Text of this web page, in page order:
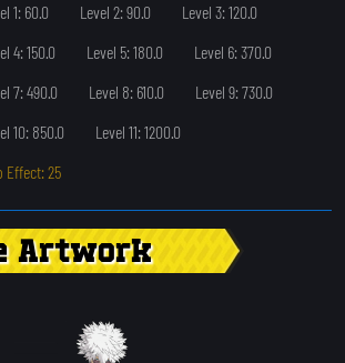
1: 60.0
Level 2: 90.0
Level 3: 120.0
4: 150.0
Level 5: 180.0
Level 6: 370.0
7: 490.0
Level 8: 610.0
Level 9: 730.0
10: 850.0
Level 11: 1200.0
Effect: 25
Artwork